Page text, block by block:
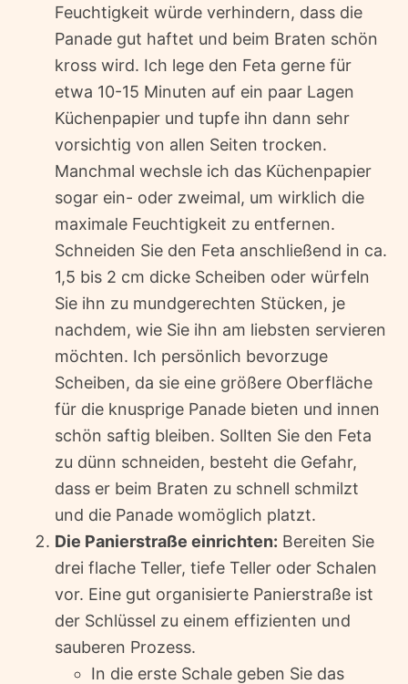
Feuchtigkeit würde verhindern, dass die
Panade gut haftet und beim Braten schön
kross wird. Ich lege den Feta gerne für
etwa 10-15 Minuten auf ein paar Lagen
Küchenpapier und tupfe ihn dann sehr
vorsichtig von allen Seiten trocken.
Manchmal wechsle ich das Küchenpapier
sogar ein- oder zweimal, um wirklich die
maximale Feuchtigkeit zu entfernen.
Schneiden Sie den Feta anschließend in ca.
1,5 bis 2 cm dicke Scheiben oder würfeln
Sie ihn zu mundgerechten Stücken, je
nachdem, wie Sie ihn am liebsten servieren
möchten. Ich persönlich bevorzuge
Scheiben, da sie eine größere Oberfläche
für die knusprige Panade bieten und innen
schön saftig bleiben. Sollten Sie den Feta
zu dünn schneiden, besteht die Gefahr,
dass er beim Braten zu schnell schmilzt
und die Panade womöglich platzt.
Die Panierstraße einrichten: Bereiten Sie
drei flache Teller, tiefe Teller oder Schalen
vor. Eine gut organisierte Panierstraße ist
der Schlüssel zu einem effizienten und
sauberen Prozess.
In die erste Schale geben Sie das